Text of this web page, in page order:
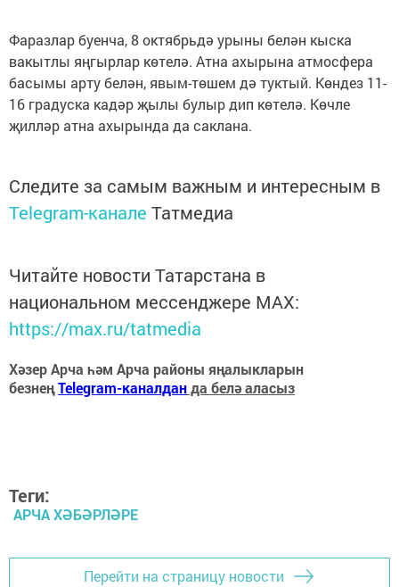
Фаразлар буенча, 8 октябрьдә урыны белән кыска
вакытлы яңгырлар көтелә. Атна ахырына атмосфера
басымы арту белән, явым-төшем дә туктый. Көндез 11-
16 градуска кадәр җылы булыр дип көтелә. Көчле
җилләр атна ахырында да саклана.
Следите за самым важным и интересным в
Telegram-канале Татмедиа
Читайте новости Татарстана в
национальном мессенджере MАХ:
https://max.ru/tatmedia
Хәзер Арча һәм Арча районы яңалыкларын
безнеңTelegram-каналданда белә аласыз
Теги:
АРЧА ХӘБӘРЛӘРЕ
Перейти на страницу новости